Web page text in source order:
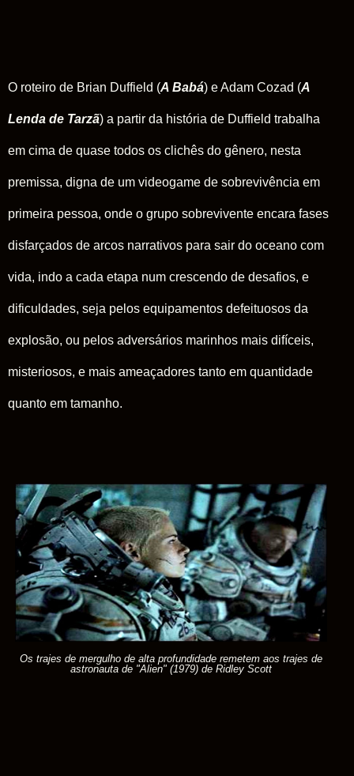
O roteiro de Brian Duffield (A Babá) e Adam Cozad (A
Lenda de Tarzã) a partir da história de Duffield trabalha
em cima de quase todos os clichês do gênero, nesta
premissa, digna de um videogame de sobrevivência em
primeira pessoa, onde o grupo sobrevivente encara fases
disfarçados de arcos narrativos para sair do oceano com
vida, indo a cada etapa num crescendo de desafios, e
dificuldades, seja pelos equipamentos defeituosos da
explosão, ou pelos adversários marinhos mais difíceis,
misteriosos, e mais ameaçadores tanto em quantidade
quanto em tamanho.
Os trajes de mergulho de alta profundidade remetem aos trajes de
astronauta de "Alien" (1979) de Ridley Scott